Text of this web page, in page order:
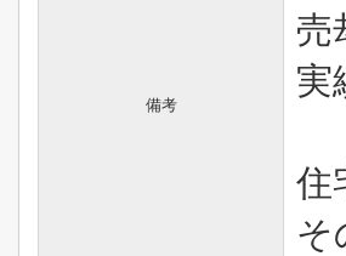
備考
売
実
住
そ